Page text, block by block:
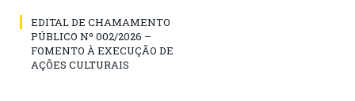
EDITAL DE CHAMAMENTO
PÚBLICO Nº 002/2026 –
FOMENTO À EXECUÇÃO DE
AÇÕES CULTURAIS